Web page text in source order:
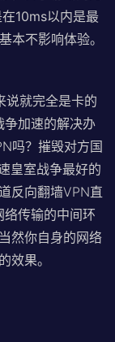
10ms以内是最
本不影响体验。
说就完全是卡的
争加速的解决办
吗？摧毁对方国
皇室战争最好的
反向翻墙VPN直
传输的中间环
然你自身的网络
效果。